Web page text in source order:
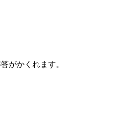
がかくれます。